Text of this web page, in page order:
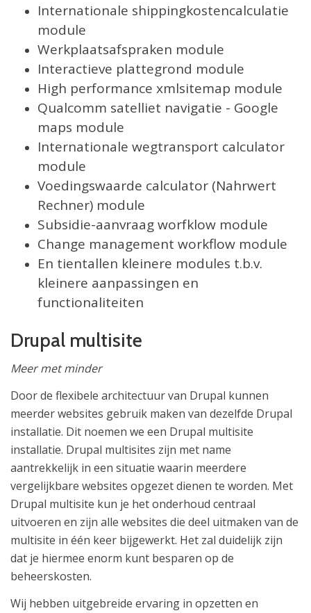
Internationale shippingkostencalculatie
module
Werkplaatsafspraken module
Interactieve plattegrond module
High performance xmlsitemap module
Qualcomm satelliet navigatie - Google
maps module
Internationale wegtransport calculator
module
Voedingswaarde calculator (Nahrwert
Rechner) module
Subsidie-aanvraag worfklow module
Change management workflow module
En tientallen kleinere modules t.b.v.
kleinere aanpassingen en
functionaliteiten
Drupal multisite
Meer met minder
Door de flexibele architectuur van Drupal kunnen
meerder websites gebruik maken van dezelfde Drupal
installatie. Dit noemen we een Drupal multisite
installatie. Drupal multisites zijn met name
aantrekkelijk in een situatie waarin meerdere
vergelijkbare websites opgezet dienen te worden. Met
Drupal multisite kun je het onderhoud centraal
uitvoeren en zijn alle websites die deel uitmaken van de
multisite in één keer bijgewerkt. Het zal duidelijk zijn
dat je hiermee enorm kunt besparen op de
beheerskosten.
Wij hebben uitgebreide ervaring in opzetten en